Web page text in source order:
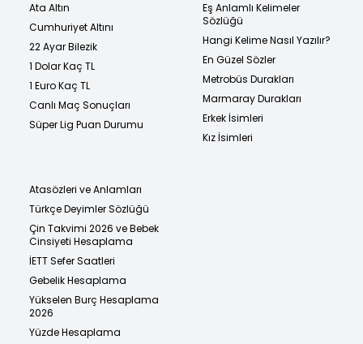
Ata Altın
Cumhuriyet Altını
22 Ayar Bilezik
1 Dolar Kaç TL
1 Euro Kaç TL
Canlı Maç Sonuçları
Süper Lig Puan Durumu
Eş Anlamlı Kelimeler
Sözlüğü
Hangi Kelime Nasıl Yazılır?
En Güzel Sözler
Metrobüs Durakları
Marmaray Durakları
Erkek İsimleri
Kız İsimleri
Atasözleri ve Anlamları
Türkçe Deyimler Sözlüğü
Çin Takvimi 2026 ve Bebek
Cinsiyeti Hesaplama
İETT Sefer Saatleri
Gebelik Hesaplama
Yükselen Burç Hesaplama
2026
Yüzde Hesaplama